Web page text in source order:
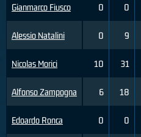
Gianmarco Fiusco
Alessio Natalini
Nicolas Morici
Alfonso Zampogna
Edoardo Ronca
0 0
0 9
10 31
6 18
0 0